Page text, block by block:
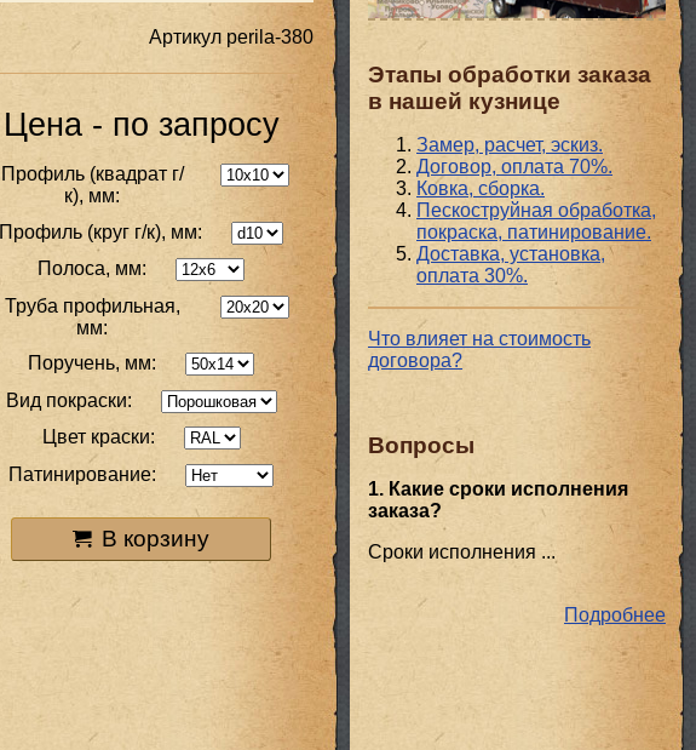
Артикул perila-380
Цена - по запросу
Профиль (квадрат г/
к), мм:
Профиль (круг г/к), мм:
Полоса, мм:
Труба профильная,
мм:
Поручень, мм:
Вид покраски:
Цвет краски:
Патинирование:
В корзину
Этапы обработки заказа
в нашей кузнице
Замер, расчет, эскиз.
Договор, оплата 70%.
Ковка, сборка.
Пескоструйная обработка,
покраска, патинирование.
Доставка, установка,
оплата 30%.
Что влияет на стоимость
договора?
Вопросы
1. Какие сроки исполнения
заказа?
Сроки исполнения ...
Подробнее